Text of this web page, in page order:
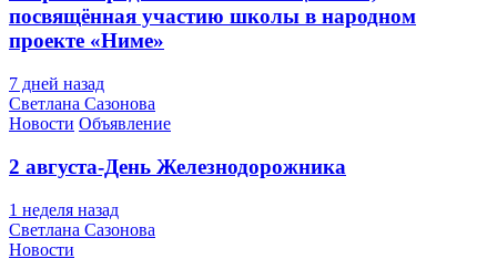
посвящённая участию школы в народном
проекте «Ниме»
7 дней назад
Светлана Сазонова
Новости Объявление
2 августа-День Железнодорожника
1 неделя назад
Светлана Сазонова
Новости